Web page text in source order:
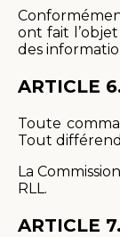
ont fait
des
ARTICLE
Toute
Tout
La
RLL.
ARTICLE 7.